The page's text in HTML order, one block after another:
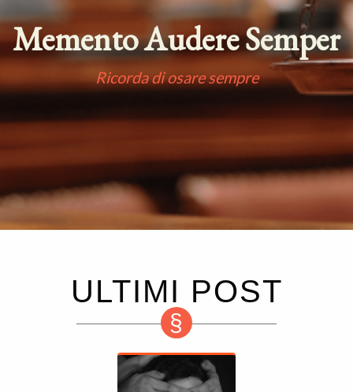
Memento Audere Semper
Ricorda di osare sempre
ULTIMI POST